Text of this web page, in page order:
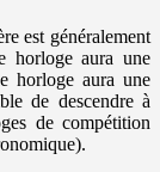
est généralement
horloge aura une
horloge aura une
de descendre à
de compétition